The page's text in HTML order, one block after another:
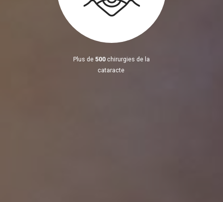
Plus de 500 chirurgies de la
cataracte